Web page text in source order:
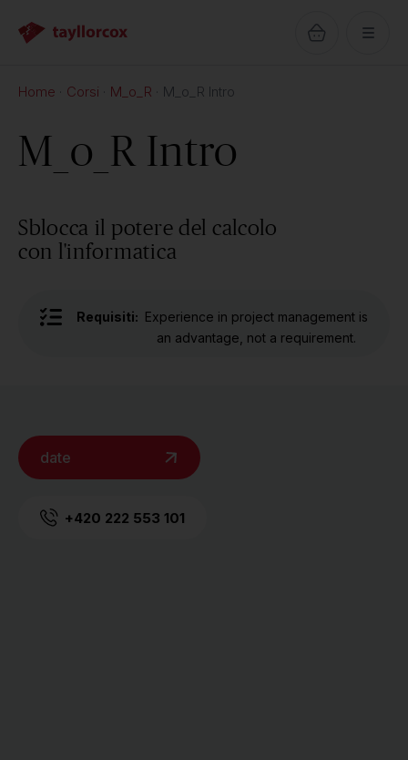
Home Corsi M_o_R M_o_R Intro
M_o_R Intro
Sblocca il potere del calcolo
con l'informatica
Requisiti: Experience in project management is
an advantage, not a requirement.
date
+420 222 553 101